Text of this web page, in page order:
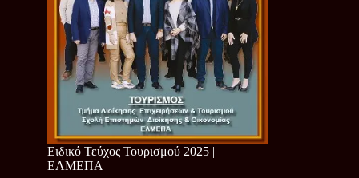
Ειδικό Τεύχος Τουρισμού 2025 |
ΕΛΜΕΠΑ